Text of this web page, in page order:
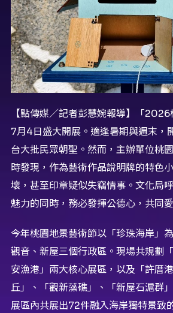
【點傳媒／記者彭慧婉報導】「
7月4日盛大開展。適逢暑期與週末，
台大批民眾朝聖。然而，主辦單位桃
時發現，作為藝術作品說明牌的特色
壞，甚至印章疑似失竊情事。文化局
魅力的同時，務必發揮公德心，共同
今年桃園地景藝術節以「珍珠海岸」
觀音、新屋三個行政區。現場共規劃
安漁港」兩大核心展區，以及「許厝
丘」、「觀新藻礁」、「新屋石滬群
展區內共展出72件融入海岸獨特景致